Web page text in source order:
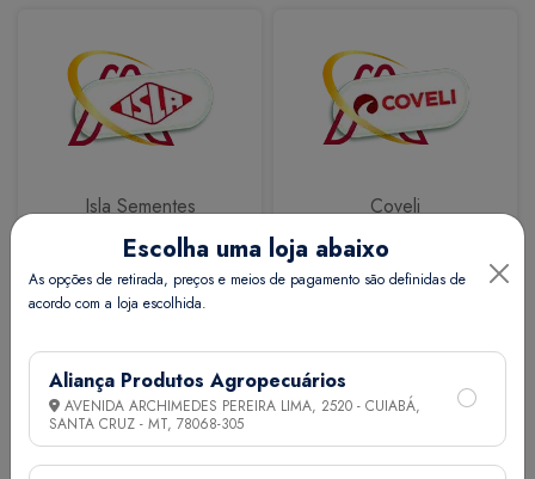
Isla Sementes Coveli
Calbos M7
Escolha uma loja abaixo
As opções de retirada, preços e meios de pagamento são definidas de
acordo com a loja escolhida.
Aliança Produtos Agropecuários
AVENIDA ARCHIMEDES PEREIRA LIMA, 2520 - CUIABÁ,
SANTA CRUZ - MT, 78068-305